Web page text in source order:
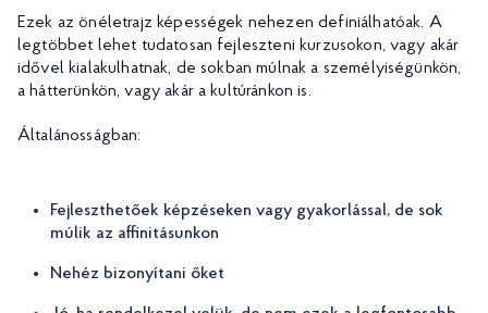
Ezek az önéletrajz képességek nehezen definiálhatóak. A
legtöbbet lehet tudatosan fejleszteni kurzusokon, vagy akár
idővel kialakulhatnak, de sokban múlnak a személyiségünkön,
a hátterünkön, vagy akár a kultúránkon is.
Általánosságban:
Fejleszthetőek képzéseken vagy gyakorlással, de sok
múlik az affinitásunkon
Nehéz bizonyítani őket